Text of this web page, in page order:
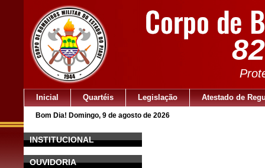
Inicial Quartéis Legislação Atestado de
Bom Dia! Domingo, 9 de agosto de 2026
INSTITUCIONAL
OUVIDORIA